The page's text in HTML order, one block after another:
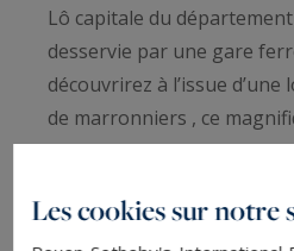
Lô capitale du
desservie par une gare
découvrirez à l’issue
de marronniers , ce
historique du XIII ème
L’ensemble est édifié au
Les cookies sur notre